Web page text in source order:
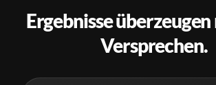
Ergebnisse
Versprechen.